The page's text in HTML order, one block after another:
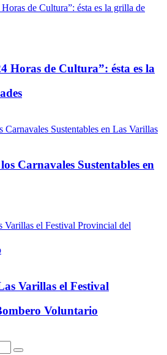
Horas de Cultura”: ésta es la
Carnavales Sustentables en
Varillas el Festival
Voluntario